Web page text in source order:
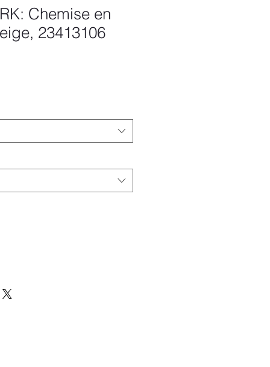
Chemise en
23413106